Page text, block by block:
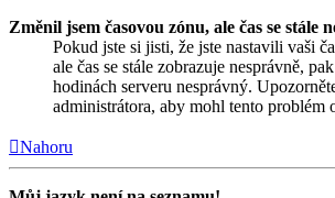
Změnil jsem časovou zónu, ale čas se stále
Pokud jste si jisti, že jste nastavili vaši
ale čas se stále zobrazuje nesprávně,
hodinách serveru nesprávný.
administrátora, aby mohl tento problém
Nahoru